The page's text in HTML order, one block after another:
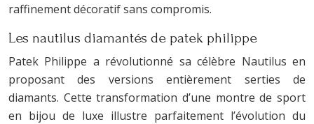
raffinement décoratif sans compromis.
Les nautilus diamantés de patek philippe
Patek Philippe a révolutionné sa célèbre Nautilus en
proposant des versions entièrement serties de
diamants. Cette transformation d’une montre de sport
en bijou de luxe illustre parfaitement l’évolution du